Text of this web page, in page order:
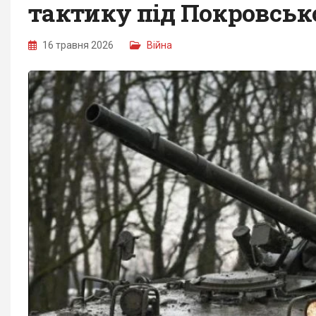
тактику під
16 травня 2026 Війна